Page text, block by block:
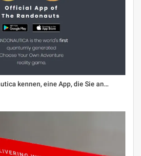
kennen, eine App, die Sie an…